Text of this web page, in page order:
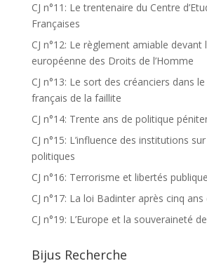
CJ n°11: Le trentenaire du Centre
Françaises
CJ n°12: Le règlement amiable devant
européenne des Droits de l’Homme
CJ n°13: Le sort des créanciers dans
français de la faillite
CJ n°14: Trente ans de politique
CJ n°15: L’influence des institutions
politiques
CJ n°16: Terrorisme et libertés
CJ n°17: La loi Badinter après cinq ans
CJ n°19: L’Europe et la souveraineté
Bijus Recherche